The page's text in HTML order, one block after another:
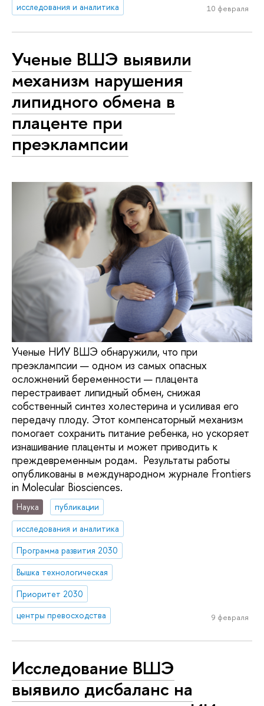
исследования и аналитика
10 февраля
Ученые ВШЭ выявили
механизм нарушения
липидного обмена в
плаценте при
преэклампсии
Ученые НИУ ВШЭ обнаружили, что при
преэклампсии — одном из самых опасных
осложнений беременности — плацента
перестраивает липидный обмен, снижая
собственный синтез холестерина и усиливая его
передачу плоду. Этот компенсаторный механизм
помогает сохранить питание ребенка, но ускоряет
изнашивание плаценты и может приводить к
преждевременным родам. Результаты работы
опубликованы в международном журнале Frontiers
in Molecular Biosciences.
Наука
публикации
исследования и аналитика
Программа развития 2030
Вышка технологическая
Приоритет 2030
центры превосходства
9 февраля
Исследование ВШЭ
выявило дисбаланс на